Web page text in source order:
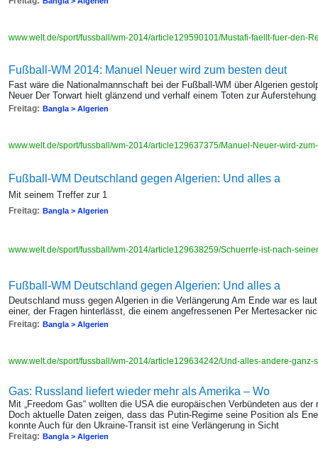
www.welt.de/sport/fussball/wm-2014/article129590101/Mustafi-faellt-fuer-den-
Fußball-WM 2014: Manuel Neuer wird zum besten deut
Fast wäre die Nationalmannschaft bei der Fußball-WM über Algerien
Neuer Der Torwart hielt glänzend und verhalf einem Toten zur Auferstehung
Freitag: Bangla > Algerien
www.welt.de/sport/fussball/wm-2014/article129637375/Manuel-Neuer-wird-
Fußball-WM Deutschland gegen Algerien: Und alles a
Mit seinem Treffer zur 1
Freitag: Bangla > Algerien
www.welt.de/sport/fussball/wm-2014/article129638259/Schuerrle-ist-nach-
Fußball-WM Deutschland gegen Algerien: Und alles a
Deutschland muss gegen Algerien in die Verlängerung Am Ende war es
einer, der Fragen hinterlässt, die einem angefressenen Per Mertesacker
Freitag: Bangla > Algerien
www.welt.de/sport/fussball/wm-2014/article129634242/Und-alles-andere-
Gas: Russland liefert wieder mehr als Amerika – Wo
Mit „Freedom Gas“ wollten die USA die europäischen Verbündeten aus
Doch aktuelle Daten zeigen, dass das Putin-Regime seine Position als
konnte Auch für den Ukraine-Transit ist eine Verlängerung in Sicht
Freitag: Bangla > Algerien